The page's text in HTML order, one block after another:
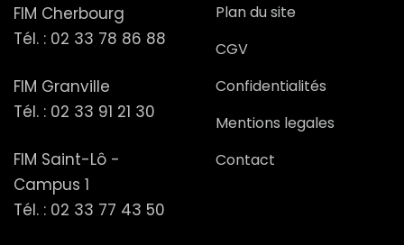
FIM Cherbourg
Tél. : 02 33 78 86 88
FIM Granville
Tél. : 02 33 91 21 30
FIM Saint-Lô -
Campus 1
Tél. : 02 33 77 43 50
Plan du site
CGV
Confidentialités
Mentions legales
Contact